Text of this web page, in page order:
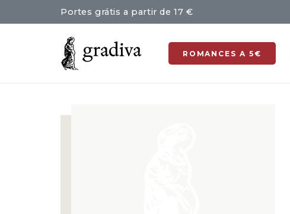
Portes grátis a partir de 17 €
ROMANCES A 5€